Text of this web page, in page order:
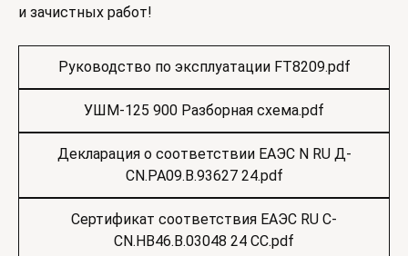
и зачистных работ!
Руководство по эксплуатации FT8209.pdf
УШМ-125 900 Разборная схема.pdf
Декларация о соответствии ЕАЭС N RU Д-
CN.РА09.В.93627 24.pdf
Сертификат соответствия ЕАЭС RU С-
CN.НВ46.В.03048 24 СС.pdf